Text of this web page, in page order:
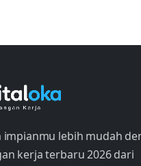
impianmu lebih mudah
kerja terbaru 2026 dari